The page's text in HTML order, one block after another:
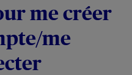
me créer
me